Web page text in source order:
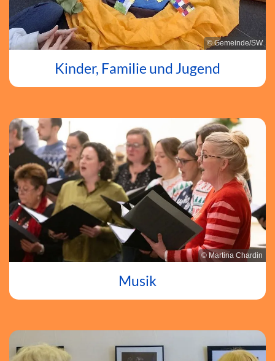
© Gemeinde/SW
Kinder, Familie und Jugend
© Martina Chardin
Musik